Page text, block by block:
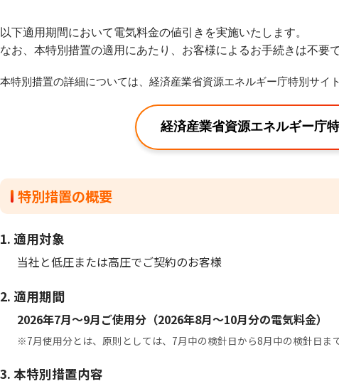
以下適用期間において電気料金の値引きを実施いたします。
なお、本特別措置の適用にあたり、お客様によるお手続きは不要で
本特別措置の詳細については、経済産業省資源エネルギー庁特別サイ
経済産業省資源エネルギー庁
特別措置の概要
1. 適用対象
当社と低圧または高圧でご契約のお客様
2. 適用期間
2026年7月～9月ご使用分（2026年8月～10月分の電気料金）
※7月使用分とは、原則としては、7月中の検針日から8月中の検針日ま
3. 本特別措置内容